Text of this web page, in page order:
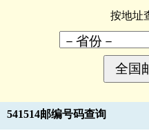
按地址
541514邮编号码查询